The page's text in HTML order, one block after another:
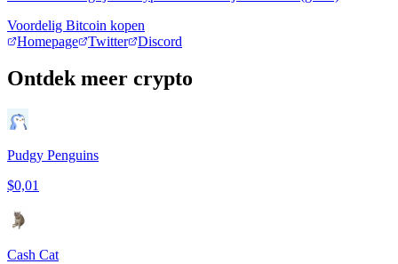
Voordelig Bitcoin kopen
Homepage
Twitter Discord
Ontdek meer crypto
Pudgy Penguins
$0,01
Cash Cat